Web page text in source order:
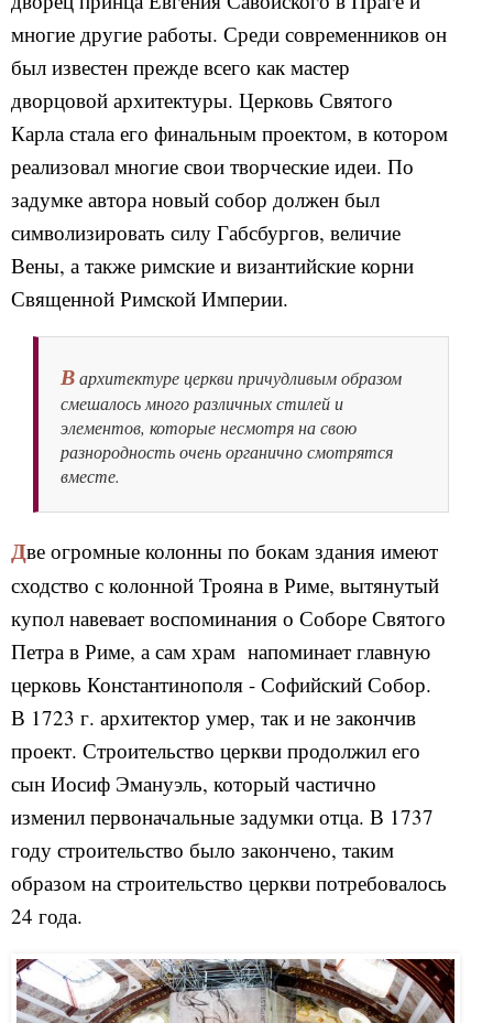
многие другие работы. Среди современников он
был известен прежде всего как мастер
дворцовой архитектуры. Церковь Святого
Карла стала его финальным проектом, в котором
реализовал многие свои творческие идеи. По
задумке автора новый собор должен был
символизировать силу Габсбургов, величие
Вены, а также римские и византийские корни
Священной Римской Империи.
Вархитектуре церкви причудливым образом
смешалось много различных стилей и
элементов, которые несмотря на свою
разнородность очень органично смотрятся
вместе.
Две огромные колонны по бокам здания имеют
сходство с колонной Трояна в Риме, вытянутый
купол навевает воспоминания о Соборе Святого
Петра в Риме, а сам храм напоминает главную
церковь Константинополя - Софийский Собор.
В 1723 г. архитектор умер, так и не закончив
проект. Строительство церкви продолжил его
сын Иосиф Эмануэль, который частично
изменил первоначальные задумки отца. В 1737
году строительство было закончено, таким
образом на строительство церкви потребовалось
24 года.